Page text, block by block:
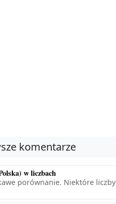
komentarze
w liczbach
porównanie. Niektóre liczby